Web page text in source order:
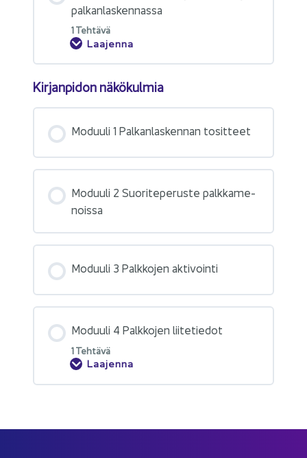
pal­kan­las­ken­nas­sa
1 Teh­tä­vä
Laajenna
Kir­jan­pi­don nä­kö­kul­mia
Mo­duu­li 1 Pal­kan­las­ken­nan to­sit­teet
Mo­duu­li 2 Suo­ri­te­pe­rus­te palk­ka­me­
nois­sa
Mo­duu­li 3 Palk­ko­jen ak­ti­voin­ti
Mo­duu­li 4 Palk­ko­jen lii­te­tie­dot
1 Teh­tä­vä
Laajenna